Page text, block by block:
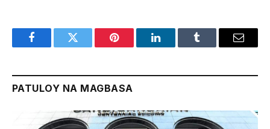
FacebookTwitter Pinterest LinkedInTumblr Email
PATULOY NA MAGBASA